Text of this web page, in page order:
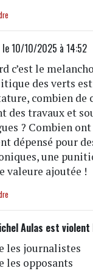
le 10/10/2025 à 14:52
c’est le
des verts
combien de
des travaux et
? Combien
dépensé pour
une
valeure ajoutée !
Aulas est violent
les journalistes
les opposants